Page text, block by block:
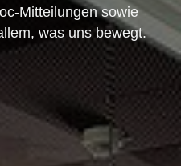
Mitteilungen sowie
was uns bewegt.